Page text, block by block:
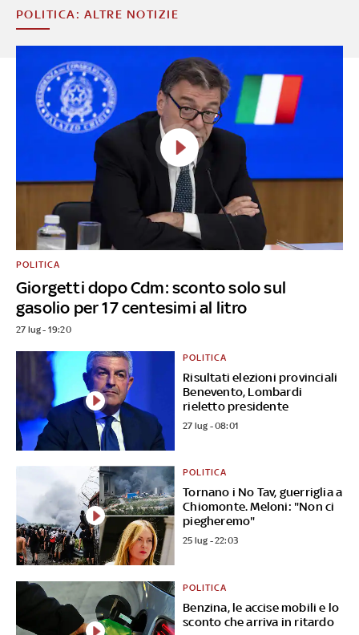
POLITICA: ALTRE NOTIZIE
Giorgetti dopo Cdm: sconto solo sul
gasolio per 17 centesimi al litro
POLITICA
27 lug - 19:20
Risultati elezioni provinciali
Benevento, Lombardi
rieletto presidente
POLITICA
27 lug - 08:01
Tornano i No Tav, guerriglia a
Chiomonte. Meloni: "Non ci
piegheremo"
POLITICA
25 lug - 22:03
Benzina, le accise mobili e lo
sconto che arriva in ritardo
POLITICA